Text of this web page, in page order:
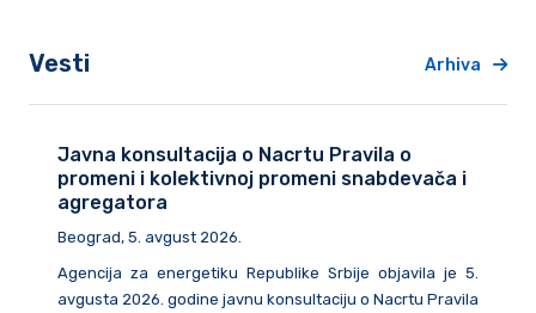
Vesti Arhiva
Javna konsultacija o Nacrtu Pravila o
promeni i kolektivnoj promeni snabdevača i
agregatora
Beograd, 5. avgust 2026.
Agencija za energetiku Republike Srbije objavila je 5.
avgusta 2026. godine javnu konsultaciju o Nacrtu Pravila